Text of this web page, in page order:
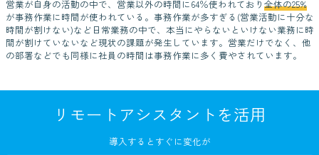
営業が自身の活動の中で、営業以外の時間に64％使われており 全体の25%
が事務作業に時間が使われている。事務作業が多すぎる(営業活動に十分な
時間が割けない)など日常業務の中で、本当にやらないといけない業務に時
間が割けていないなど現状の課題が発生しています。営業だけでなく、他
の部署などでも同様に社員の時間は事務作業に多く費やされています。
リモートアシスタントを活用
導入するとすぐに変化が